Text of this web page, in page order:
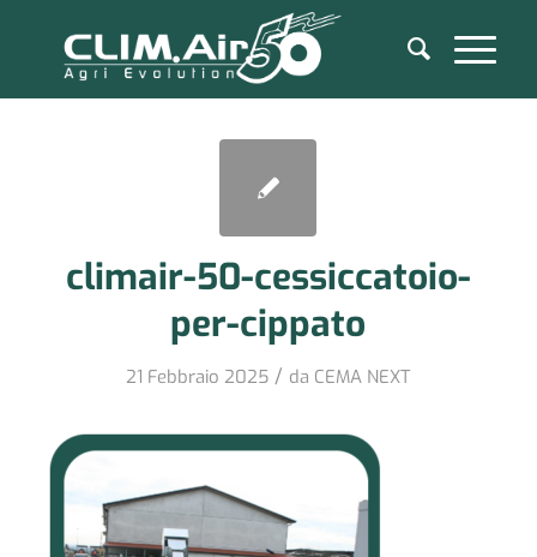
climair-50-cessiccatoio-
per-cippato
21 Febbraio 2025 / da CEMA NEXT